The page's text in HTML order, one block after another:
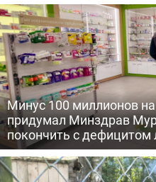
Минус 100 миллионов
придумал Минздрав
покончить с дефицитом